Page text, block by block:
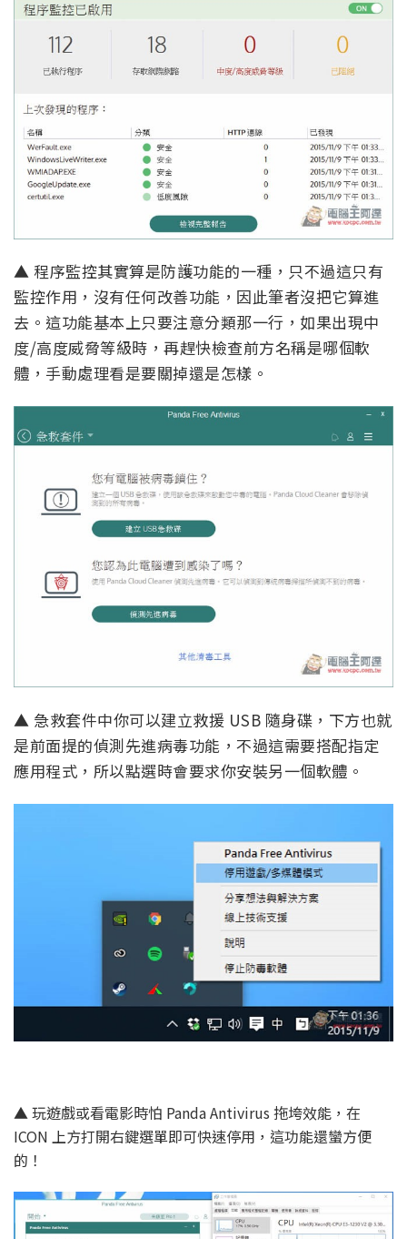
▲ 程序監控其實算是防護功能的一種，只不過這只有
監控作用，沒有任何改善功能，因此筆者沒把它算進
去。這功能基本上只要注意分類那一行，如果出現中
度/高度威脅等級時，再趕快檢查前方名稱是哪個軟
體，手動處理看是要關掉還是怎樣。
▲ 急救套件中你可以建立救援 USB 隨身碟，下方也就
是前面提的偵測先進病毒功能，不過這需要搭配指定
應用程式，所以點選時會要求你安裝另一個軟體。
▲ 玩遊戲或看電影時怕 Panda Antivirus 拖垮效能，在
ICON 上方打開右鍵選單即可快速停用，這功能還蠻方便
的！